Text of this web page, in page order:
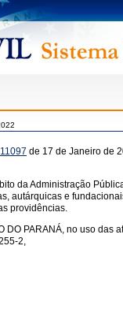
de 17 de Janeiro de
da Administração
autárquicas e
providências.
DO PARANÁ, no uso
2,